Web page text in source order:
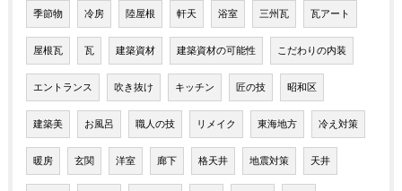
季節物 冷房 陸屋根 軒天 浴室 三州瓦 瓦アート
屋根瓦 瓦 建築資材 建築資材の可能性 こだわりの内装
エントランス 吹き抜け キッチン 匠の技 昭和区
建築美 お風呂 職人の技 リメイク 東海地方 冷え対策
暖房 玄関 洋室 廊下 格天井 地震対策 天井